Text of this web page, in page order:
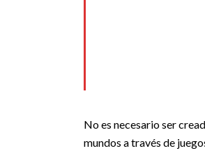
No es necesario ser
mundos a través de